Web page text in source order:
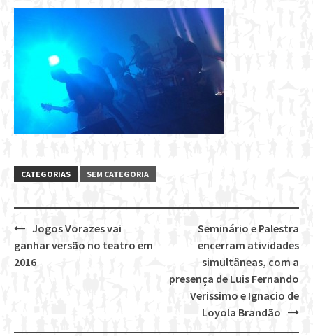
CATEGORIAS SEM CATEGORIA
Post
navigation
Seminário e Palestra
encerram atividades
simultâneas, com a
presença de Luis Fernando
Verissimo e Ignacio de
Loyola Brandão
Jogos Vorazes vai
ganhar versão no teatro em
2016